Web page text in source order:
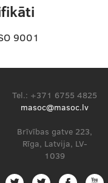
9001
Brīvības gatve 223,
Rīga, Latvija, LV-
1039
Tel.: +371 6755 4825
masoc@masoc.lv